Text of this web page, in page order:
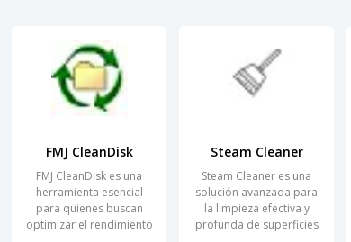
FMJ CleanDisk
FMJ CleanDisk es una
herramienta esencial
para quienes buscan
optimizar el rendimiento
Steam Cleaner
Steam Cleaner es una
solución avanzada para
la limpieza efectiva y
profunda de superficies